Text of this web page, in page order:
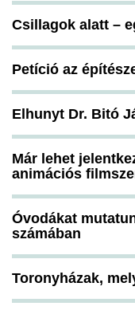
Csillagok alatt –
Petíció az
Elhunyt Dr. Bitó
Már lehet
animációs
Óvodákat
számában
Toronyházak,